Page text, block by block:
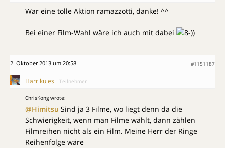
War eine tolle Aktion ramazzotti, danke! ^^
Bei einer Film-Wahl wäre ich auch mit dabei )
2. Oktober 2013 um 20:58 #1151187
Harrikules Teilnehmer
ChrisKong wrote:
@Himitsu Sind ja 3 Filme, wo liegt denn da die
Schwierigkeit, wenn man Filme wählt, dann zählen
Filmreihen nicht als ein Film. Meine Herr der Ringe
Reihenfolge wäre